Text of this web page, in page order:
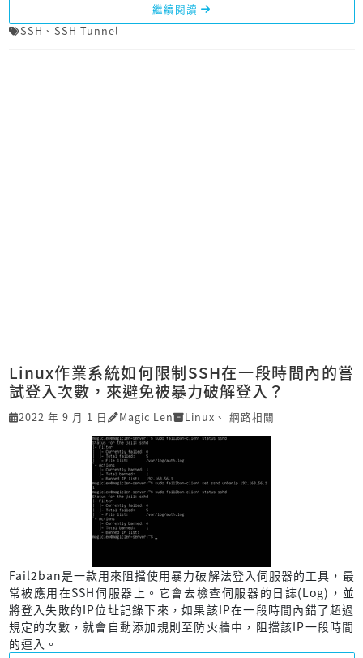
繼續閱讀
SSH 、 SSH Tunnel
Linux作業系統如何限制SSH在一段時間內的嘗
試登入次數，來避免被暴力破解登入？
2022 年 9 月 1 日 Magic Len Linux 、 網路相關
Fail2ban是一款用來阻擋使用暴力破解法登入伺服器的工具，最
常被應用在SSH伺服器上。它會去檢查伺服器的日誌(Log)，並
將登入失敗的IP位址記錄下來，如果該IP在一段時間內錯了超過
規定的次數，就會自動添加規則至防火牆中，阻擋該IP一段時間
的連入。